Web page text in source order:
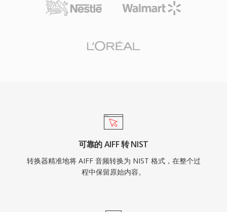
可靠的 AIFF 转 NIST
转换器精准地将 AIFF 音频转换为 NIST 格式，在整个过
程中保留原始内容。